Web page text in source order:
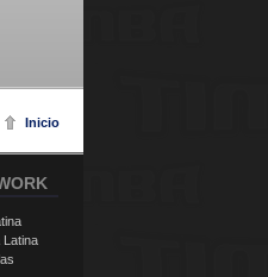
Inicio
Latina